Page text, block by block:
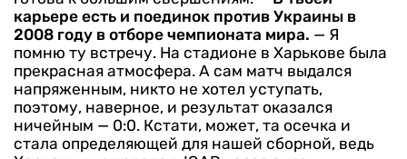
карьере есть и поединок против Украины в
2008 году в отборе чемпионата мира. — Я
помню ту встречу. На стадионе в Харькове была
прекрасная атмосфера. А сам матч выдался
напряженным, никто не хотел уступать,
поэтому, наверное, и результат оказался
ничейным — 0:0. Кстати, может, та осечка и
стала определяющей для нашей сборной, ведь